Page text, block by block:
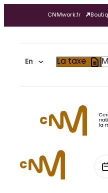
content
CNMwork.fr
En La taxe